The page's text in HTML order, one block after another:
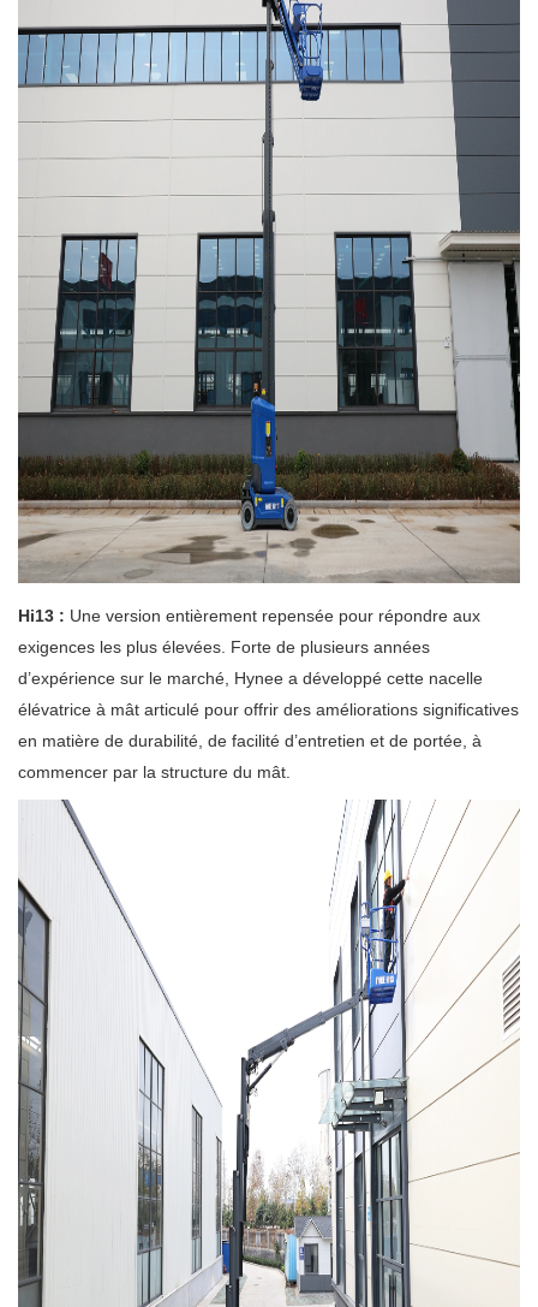
Hi13 : Une version entièrement repensée pour répondre aux
exigences les plus élevées. Forte de plusieurs années
d’expérience sur le marché, Hynee a développé cette nacelle
élévatrice à mât articulé pour offrir des améliorations significatives
en matière de durabilité, de facilité d’entretien et de portée, à
commencer par la structure du mât.